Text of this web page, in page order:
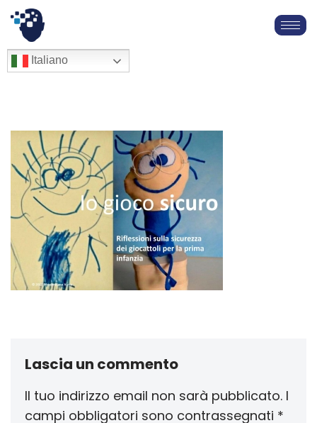
Vai
al
简体中文
English
Français
Italiano
Lascia un commento
Il tuo indirizzo email non sarà pubblicato. I
campi obbligatori sono contrassegnati *